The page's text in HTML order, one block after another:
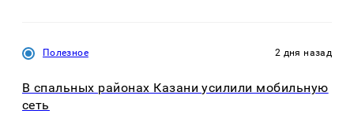
Полезное 2 дня назад
В спальных районах Казани усилили мобильную
сеть